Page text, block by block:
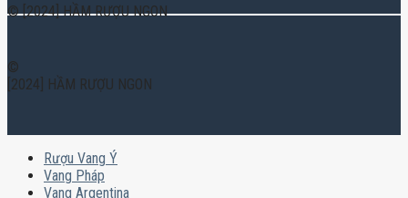
© [2024] HẦM RƯỢU NGON
©
[2024] HẦM RƯỢU NGON
Rượu Vang Ý
Vang Pháp
Vang Argentina